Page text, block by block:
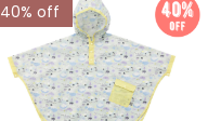
40% off